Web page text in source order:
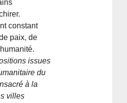
constant
paix, de
issues
du
à la
villes